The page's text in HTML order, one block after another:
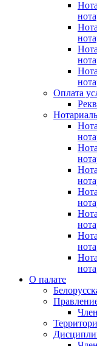
Оплата
О палате